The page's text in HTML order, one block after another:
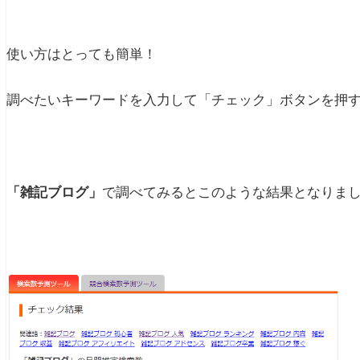
使い方はとっても簡単！
調べたいキーワードを入力して「チェック」ボタンを押す
「雑記ブログ」 で調べてみるとこのような結果となりまし